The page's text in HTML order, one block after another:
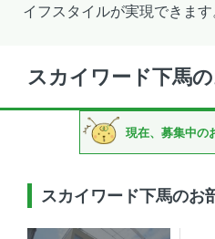
イフスタイルが実現できます
スカイワード下馬
現在、募集中の
スカイワード下馬のお